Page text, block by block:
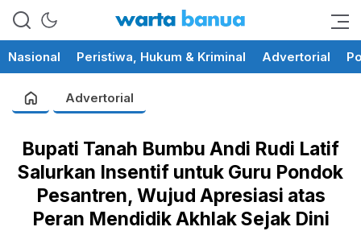
wartabanua.com
memberikan informasi yang
Nasional Peristiwa, Hukum & Kriminal Advertorial
Advertorial
Bupati Tanah Bumbu Andi Rudi Latif
Salurkan Insentif untuk Guru Pondok
Pesantren, Wujud Apresiasi atas
Peran Mendidik Akhlak Sejak Dini